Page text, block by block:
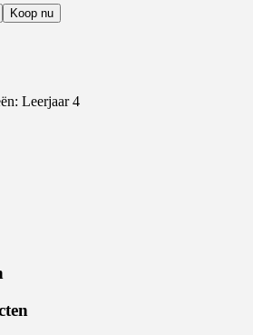
Koop nu
Leerjaar 4